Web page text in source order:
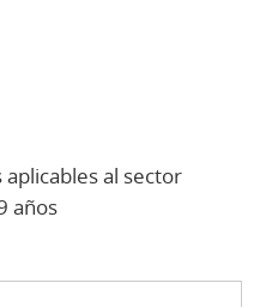
al sector
años